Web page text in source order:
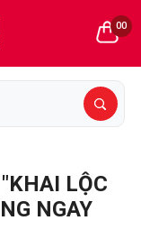
00
LỘC
NGAY